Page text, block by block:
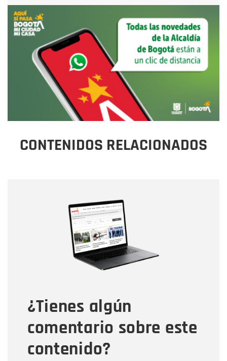
CONTENIDOS RELACIONADOS
¿Tienes algún
comentario sobre este
contenido?
Correo electrónico
Tipo de comentario
Mensaje